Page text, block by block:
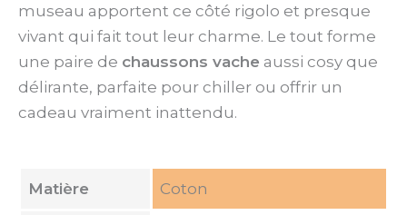
museau apportent ce côté rigolo et presque
vivant qui fait tout leur charme. Le tout forme
une paire de chaussons vache aussi cosy que
délirante, parfaite pour chiller ou offrir un
cadeau vraiment inattendu.
Matière Coton